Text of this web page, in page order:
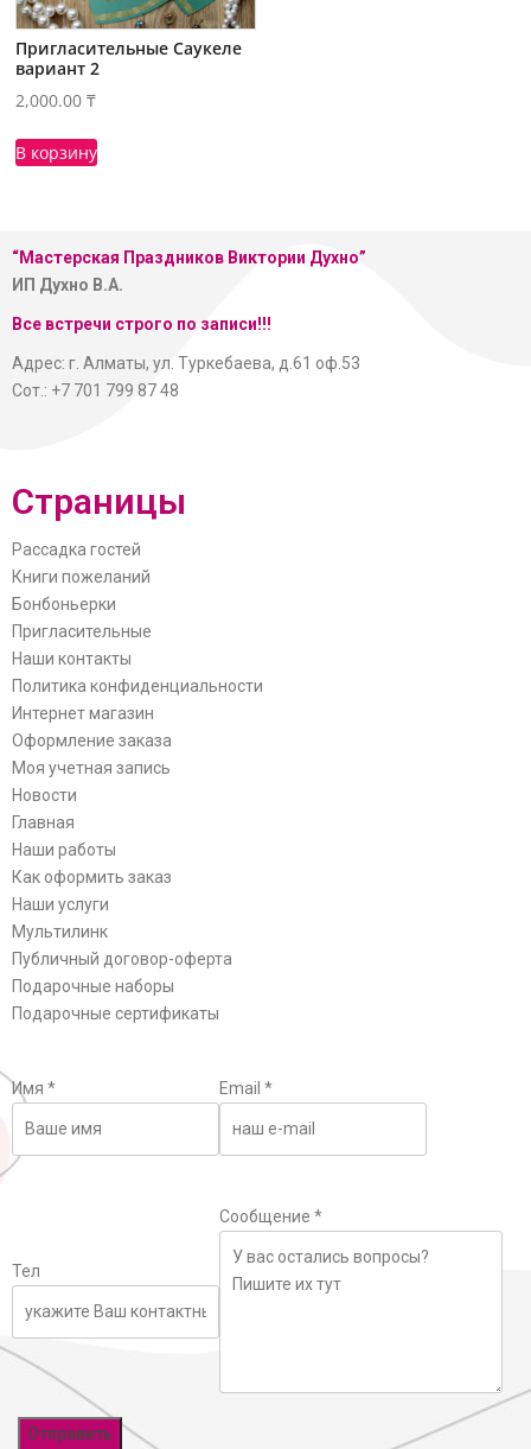
Пригласительные Саукеле
вариант 2
2,000.00₸
В корзину
“Мастерская Праздников Виктории Духно”
ИП Духно В.А.
Все встречи строго по записи!!!
Адрес: г. Алматы, ул. Туркебаева, д.61 оф.53
Сот.: +7 701 799 87 48
Страницы
Рассадка гостей
Книги пожеланий
Бонбоньерки
Пригласительные
Наши контакты
Политика конфиденциальности
Интернет магазин
Оформление заказа
Моя учетная запись
Новости
Главная
Наши работы
Как оформить заказ
Наши услуги
Мультилинк
Публичный договор-оферта
Подарочные наборы
Подарочные сертификаты
Имя * Email *
Тел
Сообщение *
Отправить